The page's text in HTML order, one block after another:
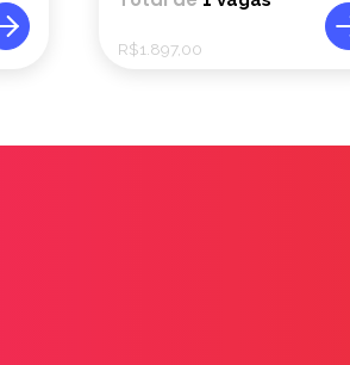
R$1.897,00